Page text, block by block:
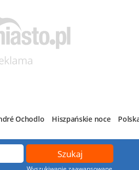
Ochodlo Hiszpańskie noce